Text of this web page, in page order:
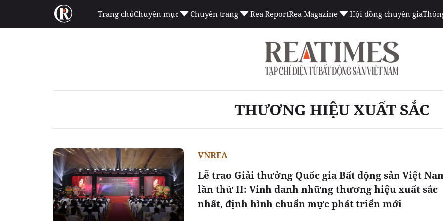
Trang chủChuyên mục Chuyên trang Rea ReportRea Magazine Hội đồng chuyên gia
THƯƠNG HIỆU XUẤT SẮC
Lễ trao Giải thưởng Quốc gia Bất động sản Việt
lần thứ II: Vinh danh những thương hiệu xuất sắc
nhất, định hình chuẩn mực phát triển mới
VNREA